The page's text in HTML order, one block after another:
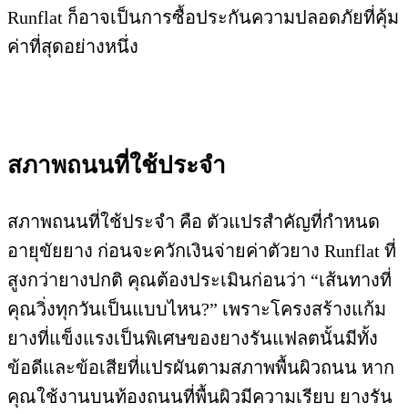
Runflat ก็อาจเป็นการซื้อประกันความปลอดภัยที่คุ้ม
ค่าที่สุดอย่างหนึ่ง
สภาพถนนที่ใช้ประจำ
สภาพถนนที่ใช้ประจำ คือ ตัวแปรสำคัญที่กำหนด
อายุขัยยาง ก่อนจะควักเงินจ่ายค่าตัวยาง Runflat ที่
สูงกว่ายางปกติ คุณต้องประเมินก่อนว่า “เส้นทางที่
คุณวิ่งทุกวันเป็นแบบไหน?” เพราะโครงสร้างแก้ม
ยางที่แข็งแรงเป็นพิเศษของยางรันแฟลตนั้นมีทั้ง
ข้อดีและข้อเสียที่แปรผันตามสภาพพื้นผิวถนน หาก
คุณใช้งานบนท้องถนนที่พื้นผิวมีความเรียบ ยางรัน